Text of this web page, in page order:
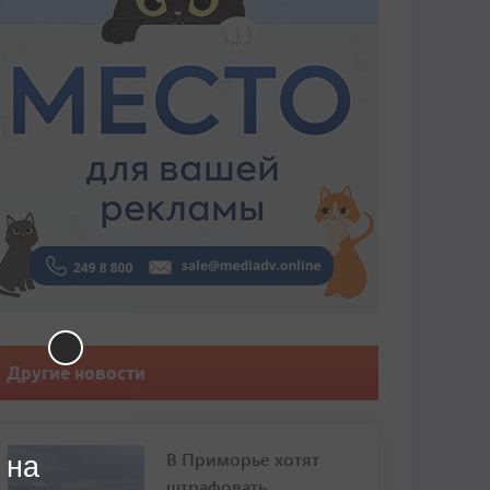
Другие новости
В Приморье хотят